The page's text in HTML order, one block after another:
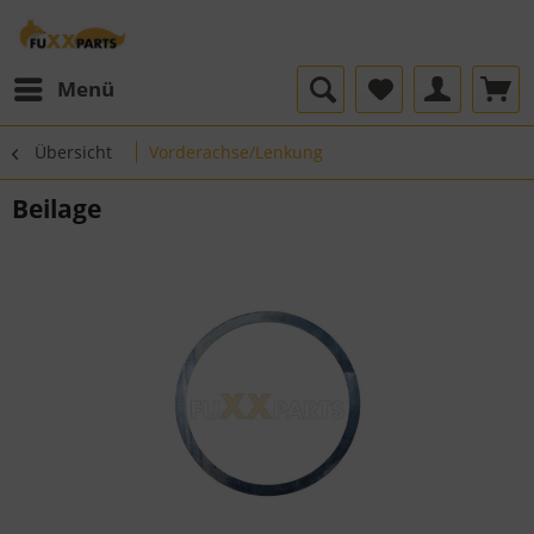
Menü
Übersicht Vorderachse/Lenkung
Beilage